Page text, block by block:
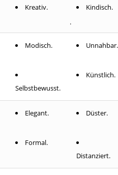
Kreativ.
Kindisch.
.
Modisch.
Selbstbewusst.
Unnahbar.
Künstlich.
Elegant.
Formal.
Düster.
Distanziert.